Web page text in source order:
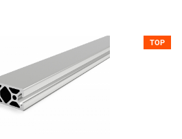
TOP